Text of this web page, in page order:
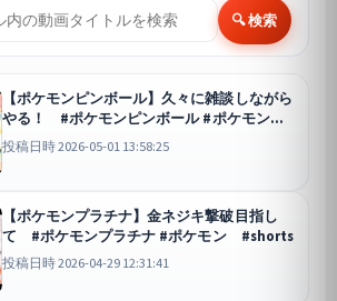
🔍 検索
【ポケモンピンボール】久々に雑談しながら
やる！ #ポケモンピンボール #ポケモン
#shorts
投稿日時 2026-05-01 13:58:25
【ポケモンプラチナ】金ネジキ撃破目指し
て #ポケモンプラチナ #ポケモン #shorts
投稿日時 2026-04-29 12:31:41